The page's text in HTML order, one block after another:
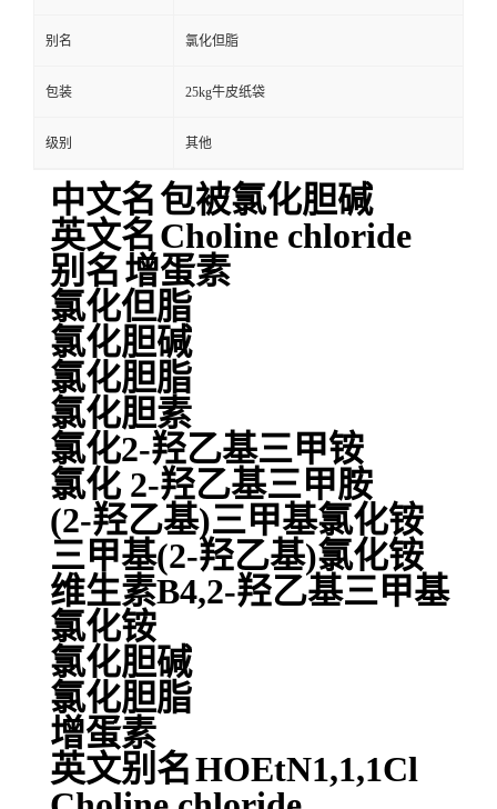
别名 氯化但脂
包装 25kg牛皮纸袋
级别 其他
中文名包被氯化胆碱
英文名Choline chloride
别名增蛋素
氯化但脂
氯化胆碱
氯化胆脂
氯化胆素
氯化2-羟乙基三甲铵
氯化 2-羟乙基三甲胺
(2-羟乙基)三甲基氯化铵
三甲基(2-羟乙基)氯化铵
维生素B4,2-羟乙基三甲基
氯化铵
氯化胆碱
氯化胆脂
增蛋素
英文别名HOEtN1,1,1Cl